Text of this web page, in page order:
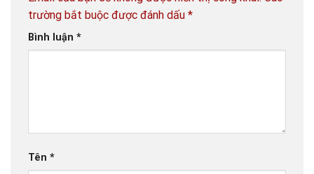
trường bắt buộc được đánh dấu *
Bình luận *
Tên *